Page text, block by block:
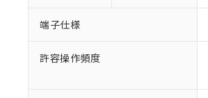
端子仕様
許容操作頻度